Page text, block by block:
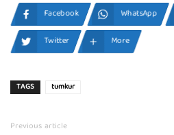
Facebook WhatsApp
Twitter
More
TAGS tumkur
Previous article